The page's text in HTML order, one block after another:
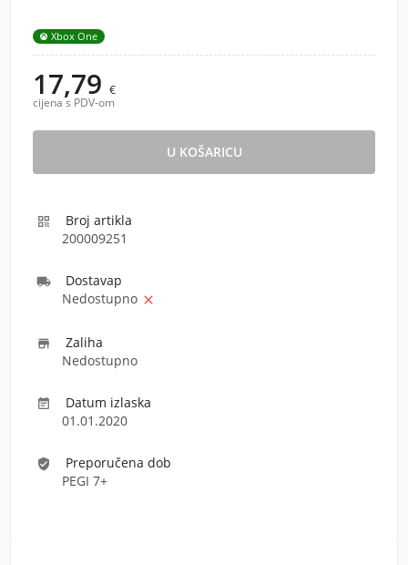
Xbox One
17,79 €
cijena s PDV-om

Broj artikla
200009251
 Dostavap
Nedostupno 

Zaliha
Nedostupno

Datum izlaska
01.01.2020
verified_user
Preporučena dob
PEGI 7+